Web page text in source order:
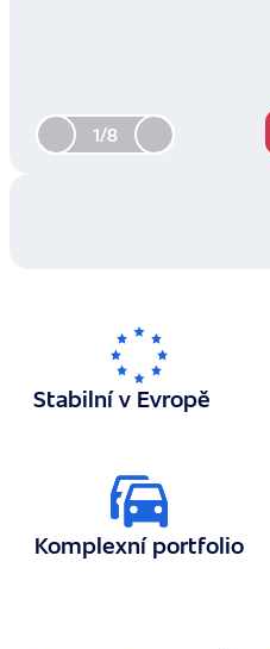
1/8
Stabilní v Evropě
Komplexní portfolio